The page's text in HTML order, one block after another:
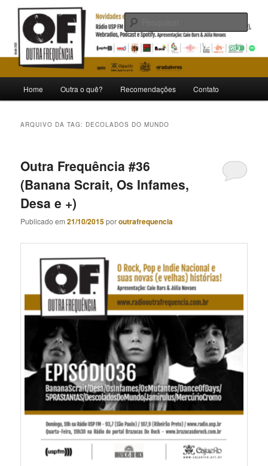
Pular
conteúdo
principal
Pular
conteúdo
secundárioOutra Frequência
Novidades e curiosidades de bandas e artistas nacionais
principal
Home Outra o quê? Recomendações Contato
ARQUIVO DA TAG: DECOLADOS DO MUNDO
Outra Frequência #36
(Banana Scrait, Os Infames,
Desa e +)
Publicado em21/10/2015poroutrafrequencia